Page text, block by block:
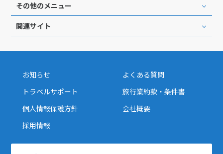
その他のメニュー
関連サイト
お知らせ
よくある質問
トラベルサポート
旅行業約款・条件書
個人情報保護方針
会社概要
採用情報